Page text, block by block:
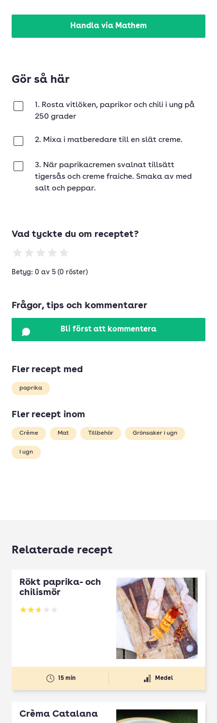
Handla via Mathem
Gör så här
1. Rosta vitlöken, paprikor och chili i ung på
250 grader
2. Mixa i matberedare till en slät creme.
3. När paprikacremen svalnat tillsätt
tigersås och creme fraiche. Smaka av med
salt och peppar.
Vad tyckte du om receptet?
Betyg: 0 av 5 (0 röster)
Frågor, tips och kommentarer
Bli först att kommentera
Fler recept med
paprika
Fler recept inom
Crème Mat Tillbehör Grönsaker i ugn
I ugn
Relaterade recept
Rökt paprika- och
chilismör
Betyg: 2.67 av 5
15 min Medel
Crèma Catalana